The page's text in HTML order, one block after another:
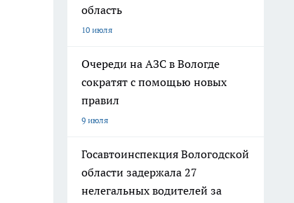
область
10 июля
Очереди на АЗС в Вологде
сократят с помощью новых
правил
9 июля
Госавтоинспекция Вологодской
области задержала 27
нелегальных водителей за